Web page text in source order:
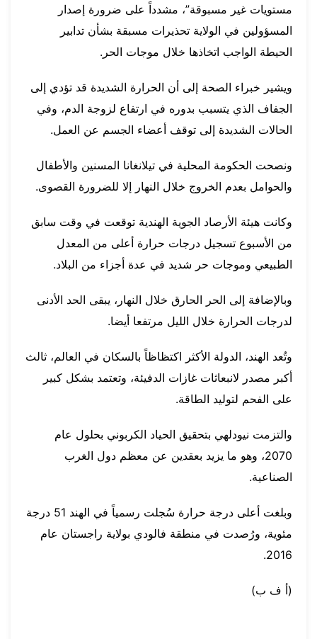
مستويات غير مسبوقة”، مشدداً على ضرورة إصدار
المسؤولين في الولاية تحذيرات مسبقة بشأن تدابير
الحيطة الواجب اتخاذها خلال موجات الحر.
ويشير خبراء الصحة إلى أن الحرارة الشديدة قد تؤدي إلى
الجفاف الذي يتسبب بدوره في ارتفاع لزوجة الدم، وفي
الحالات الشديدة إلى توقف أعضاء الجسم عن العمل.
ونصحت الحكومة المحلية في تيلانغانا المسنين والأطفال
والحوامل بعدم الخروج خلال النهار إلا للضرورة القصوى.
وكانت هيئة الأرصاد الجوية الهندية توقعت في وقت سابق
من الأسبوع تسجيل درجات حرارة أعلى من المعدل
الطبيعي وموجات حر شديد في عدة أجزاء من البلاد.
وبالإضافة إلى الحر الحارق خلال النهار، يبقى الحد الأدنى
لدرجات الحرارة خلال الليل مرتفعا أيضا.
وتُعد الهند، الدولة الأكثر اكتظاظاً بالسكان في العالم، ثالث
أكبر مصدر لانبعاثات غازات الدفيئة، وتعتمد بشكل كبير
على الفحم لتوليد الطاقة.
والتزمت نيودلهي بتحقيق الحياد الكربوني بحلول عام
2070، وهو ما يزيد بعقدين عن معظم دول الغرب
الصناعية.
وبلغت أعلى درجة حرارة سُجلت رسمياً في الهند 51 درجة
مئوية، ورُصدت في منطقة فالودي بولاية راجستان عام
2016.
(أ ف ب)